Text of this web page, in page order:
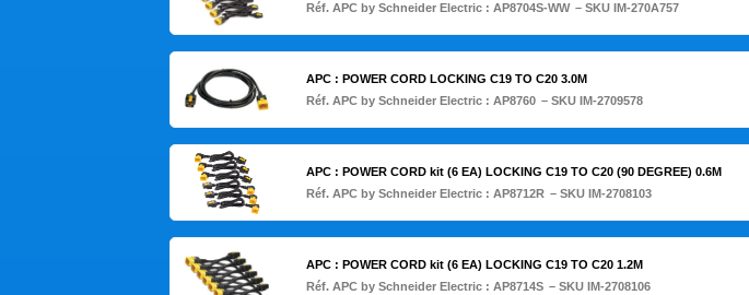
Réf. APC by Schneider Electric : AP8704S-WW – SKU IM-270A757
APC : POWER CORD LOCKING C19 TO C20 3.0M
Réf. APC by Schneider Electric : AP8760 – SKU IM-2709578
APC : POWER CORD kit (6 EA) LOCKING C19 TO C20 (90 DEGREE) 0.6M
Réf. APC by Schneider Electric : AP8712R – SKU IM-2708103
APC : POWER CORD kit (6 EA) LOCKING C19 TO C20 1.2M
Réf. APC by Schneider Electric : AP8714S – SKU IM-2708106